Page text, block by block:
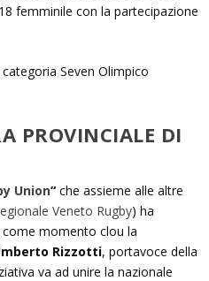
femminile con la partecipazione
Seven Olimpico
PROVINCIALE DI
Union“che assieme alle altre
Veneto Rugby) ha
momento clou la
Rizzotti, portavoce della
va ad unire la nazionale